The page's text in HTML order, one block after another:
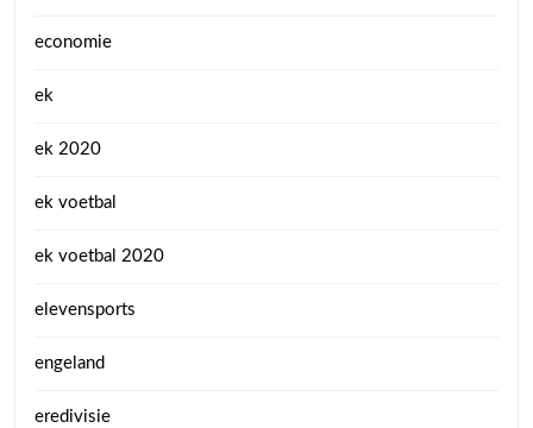
economie
ek
ek 2020
ek voetbal
ek voetbal 2020
elevensports
engeland
eredivisie